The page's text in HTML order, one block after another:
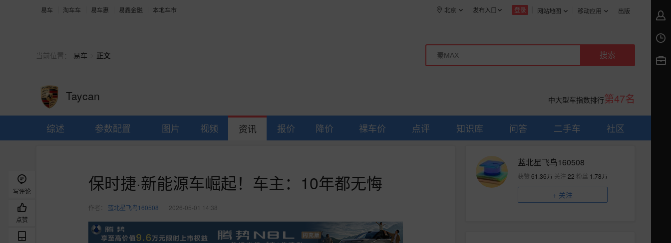
易车 淘车车 易车惠 易鑫金融 本地车市 网站地图 移动应用 出版
登录
发布入口
北京
当前位置： 易车 正文
Taycan 中大型车指数排行第47名
综述 参数配置 图片 视频 资讯 报价 降价 裸车价 点评 知识库 问答 二手车 社区
写评论
点赞
保时捷·新能源车崛起！车主：10年都无悔
作者： 蓝北星飞鸟160508 2026-05-01 14:38
蓝北星飞鸟160508
获赞 61.36万 关注 22 粉丝 1.78万
+ 关注